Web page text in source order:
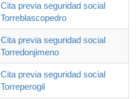
Cita previa seguridad social
Torreblascopedro
Cita previa seguridad social
Torredonjimeno
Cita previa seguridad social
Torreperogil